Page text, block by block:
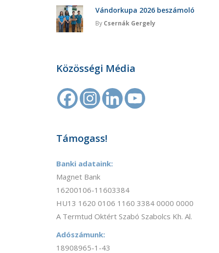
Vándorkupa 2026 beszámoló
By Csernák Gergely
Közösségi Média
Támogass!
Banki adataink:
Magnet Bank
16200106-11603384
HU13 1620 0106 1160 3384 0000 0000
A Termtud Oktért Szabó Szabolcs Kh. Al.
Adószámunk:
18908965-1-43